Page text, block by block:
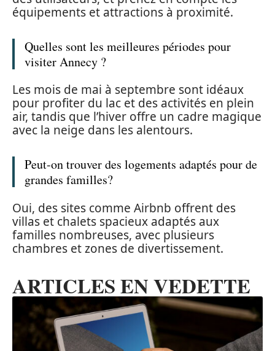
équipements et attractions à proximité.
Quelles sont les meilleures périodes pour
visiter Annecy ?
Les mois de mai à septembre sont idéaux
pour profiter du lac et des activités en plein
air, tandis que l’hiver offre un cadre magique
avec la neige dans les alentours.
Peut-on trouver des logements adaptés pour de
grandes familles?
Oui, des sites comme Airbnb offrent des
villas et chalets spacieux adaptés aux
familles nombreuses, avec plusieurs
chambres et zones de divertissement.
ARTICLES EN VEDETTE